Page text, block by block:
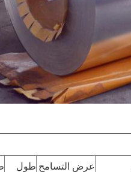
عرض التسامح طول